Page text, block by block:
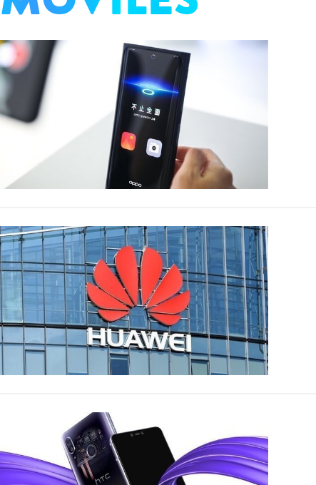
TECH
MÓVILES
NEGOCIOS
CIENCIA
HARDWARE GEEK